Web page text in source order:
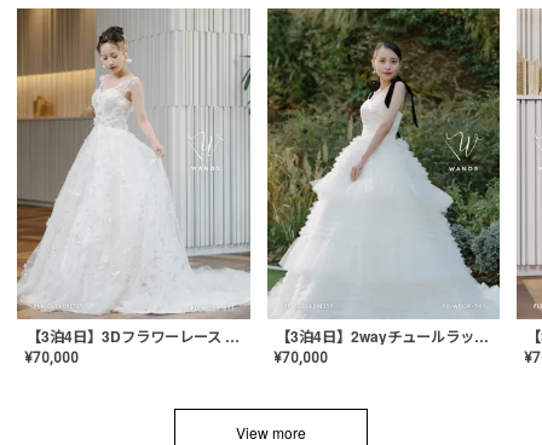
【3泊4日】3Dフラワーレース ドレス〈PD-WDOR-331〉
¥70,000
【3泊4日】2wayチュールラッフルドレス〈PD-WDOR-341RTL〉
¥70,000 ¥
View more